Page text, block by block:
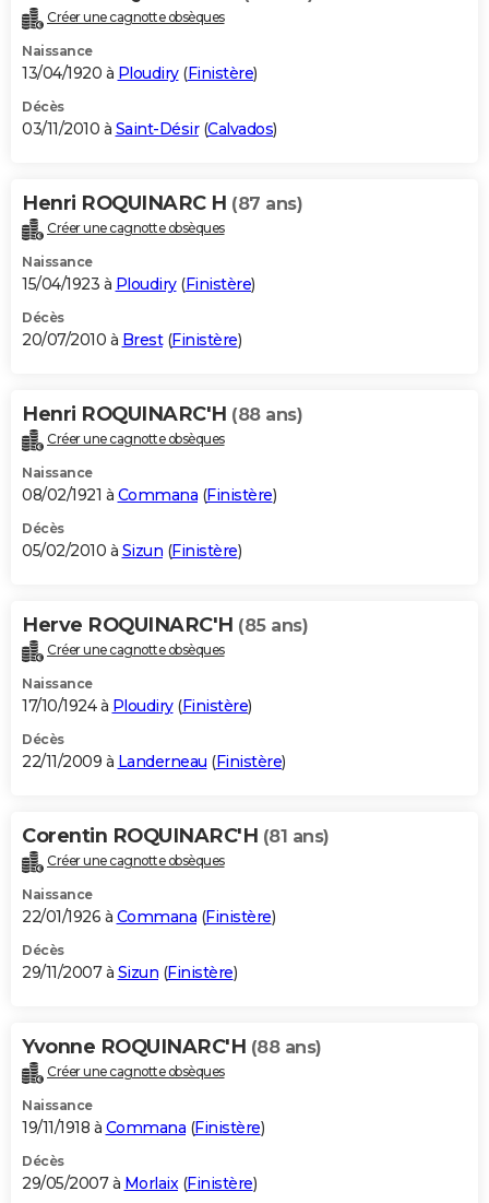
Créer une cagnotte obsèques
Naissance
13/04/1920 à Ploudiry(Finistère)
Décès
03/11/2010 à Saint-Désir(Calvados)
Henri ROQUINARC H (87 ans)
Créer une cagnotte obsèques
Naissance
15/04/1923 à Ploudiry(Finistère)
Décès
20/07/2010 à Brest(Finistère)
Henri ROQUINARC'H (88 ans)
Créer une cagnotte obsèques
Naissance
08/02/1921 à Commana (Finistère)
Décès
05/02/2010 à Sizun (Finistère)
Herve ROQUINARC'H (85 ans)
Créer une cagnotte obsèques
Naissance
17/10/1924 à Ploudiry(Finistère)
Décès
22/11/2009 à Landerneau (Finistère)
Corentin ROQUINARC'H (81 ans)
Créer une cagnotte obsèques
Naissance
22/01/1926 à Commana (Finistère)
Décès
29/11/2007 à Sizun (Finistère)
Yvonne ROQUINARC'H (88 ans)
Créer une cagnotte obsèques
Naissance
19/11/1918 à Commana (Finistère)
Décès
29/05/2007 à Morlaix(Finistère)